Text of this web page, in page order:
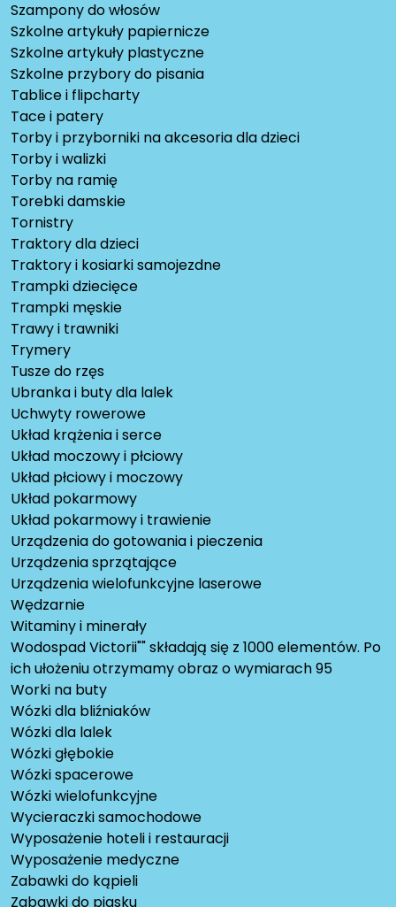
Szampony do włosów
Szkolne artykuły papiernicze
Szkolne artykuły plastyczne
Szkolne przybory do pisania
Tablice i flipcharty
Tace i patery
Torby i przyborniki na akcesoria dla dzieci
Torby i walizki
Torby na ramię
Torebki damskie
Tornistry
Traktory dla dzieci
Traktory i kosiarki samojezdne
Trampki dziecięce
Trampki męskie
Trawy i trawniki
Trymery
Tusze do rzęs
Ubranka i buty dla lalek
Uchwyty rowerowe
Układ krążenia i serce
Układ moczowy i płciowy
Układ płciowy i moczowy
Układ pokarmowy
Układ pokarmowy i trawienie
Urządzenia do gotowania i pieczenia
Urządzenia sprzątające
Urządzenia wielofunkcyjne laserowe
Wędzarnie
Witaminy i minerały
Wodospad Victorii"" składają się z 1000 elementów. Po
ich ułożeniu otrzymamy obraz o wymiarach 95
Worki na buty
Wózki dla bliźniaków
Wózki dla lalek
Wózki głębokie
Wózki spacerowe
Wózki wielofunkcyjne
Wycieraczki samochodowe
Wyposażenie hoteli i restauracji
Wyposażenie medyczne
Zabawki do kąpieli
Zabawki do piasku